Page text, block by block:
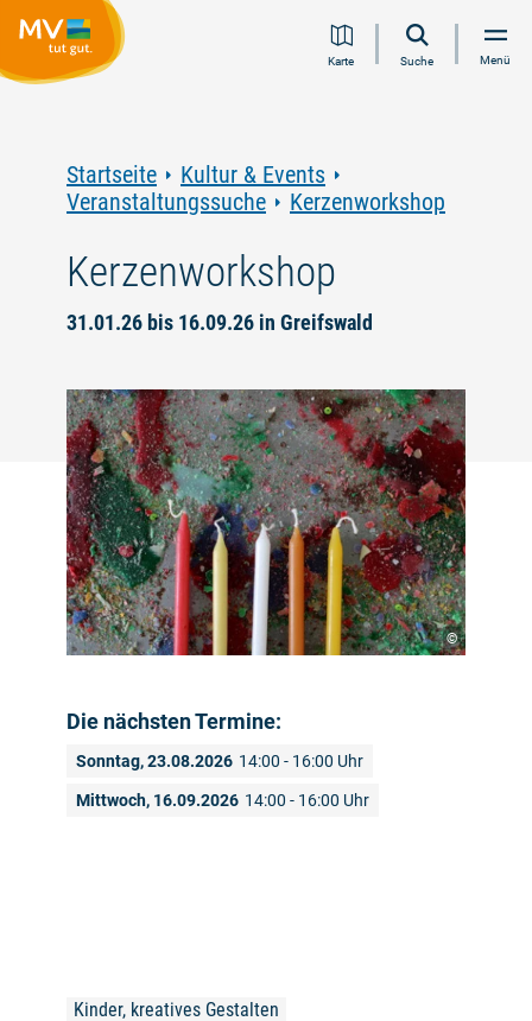
Inhalt
Navigation
Volltextsuche
FooterKarte Suche Menü
Startseite
Kultur & Events
Veranstaltungssuche
Kerzenworkshop
Kerzenworkshop
31.01.26 bis 16.09.26 in Greifswald
©
Die nächsten Termine:
Sonntag, 23.08.2026 14:00 - 16:00 Uhr
Mittwoch, 16.09.2026 14:00 - 16:00 Uhr
Kinder, kreatives Gestalten